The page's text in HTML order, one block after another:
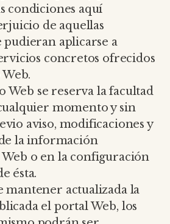
condiciones aquí
de aquellas
aplicarse a
concretos ofrecidos
Web se reserva la facultad
momento y sin
aviso, modificaciones y
la información
o en la configuración
ésta.
mantener actualizada la
el portal Web, los